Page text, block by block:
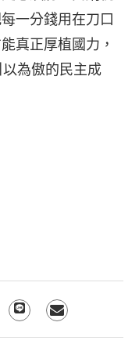
一分錢用在刀口
真正厚植國力，
為傲的民主成